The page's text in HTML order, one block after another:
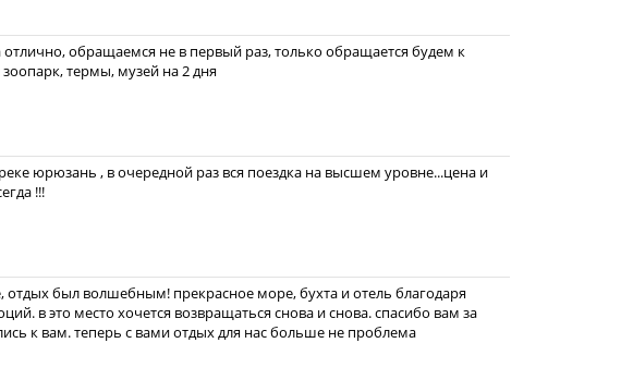
обращаемся не в первый раз, только обращается будем к
термы, музей на 2 дня
юрюзань , в очередной раз вся поездка на высшем уровне...цена и
!!!
отдых был волшебным! прекрасное море, бухта и отель благодаря
в это место хочется возвращаться снова и снова. спасибо вам за
к вам. теперь с вами отдых для нас больше не проблема